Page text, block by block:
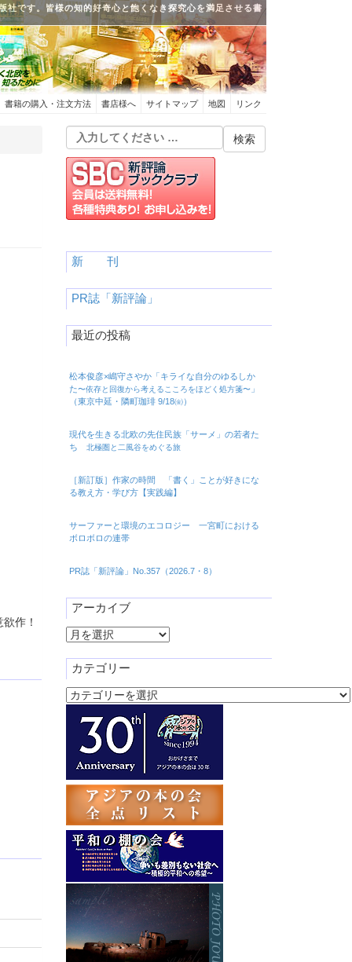
社です。皆様の知的好奇心と飽くなき探究心を満足させる書
書籍の購入・注文方法 書店様へ サイトマップ 地図 リンク
作！
新 刊
PR誌「新評論」
最近の投稿
松本俊彦×嶋守さやか「キライな自分のゆるしか
た〜依存と回復から考えるこころをほどく処方箋〜」
（東京中延・隣町珈琲 9/18㈮）
現代を生きる北欧の先住民族「サーメ」の若者た
ち 北極圏と二風谷をめぐる旅
［新訂版］作家の時間 「書く」ことが好きにな
る教え方・学び方【実践編】
サーファーと環境のエコロジー 一宮町における
ボロボロの連帯
PR誌「新評論」No.357（2026.7・8）
アーカイブ
ア
カ
イ
ブ
カテゴリー
カ